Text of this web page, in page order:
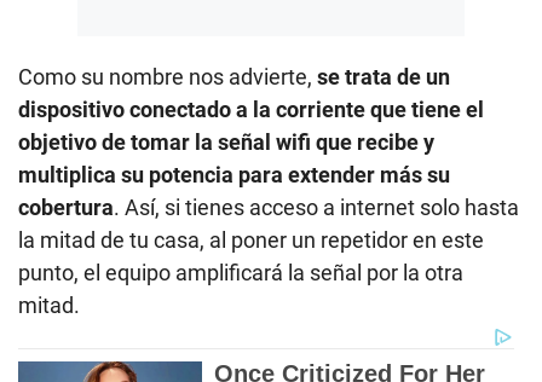
Como su nombre nos advierte, se trata de un
dispositivo conectado a la corriente que tiene el
objetivo de tomar la señal wifi que recibe y
multiplica su potencia para extender más su
cobertura. Así, si tienes acceso a internet solo hasta
la mitad de tu casa, al poner un repetidor en este
punto, el equipo amplificará la señal por la otra
mitad.